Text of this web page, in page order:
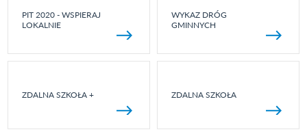
PIT 2020 - WSPIERAJ
LOKALNIE
WYKAZ DRÓG
GMINNYCH
ZDALNA SZKOŁA + ZDALNA SZKOŁA